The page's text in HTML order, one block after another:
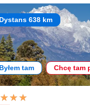
Dystans 638 km
Byłem tam Chcę tam